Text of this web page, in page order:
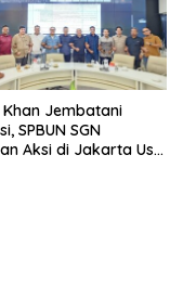
Khan Jembatani
SPBUN SGN
Aksi di Jakarta Usai